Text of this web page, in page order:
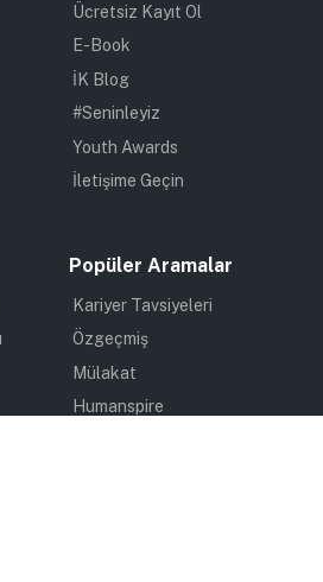
Ücretsiz Kayıt Ol
E-Book
İK Blog
#Seninleyiz
Youth Awards
İletişime Geçin
Popüler Aramalar
Kariyer Tavsiyeleri
Özgeçmiş
Mülakat
Humanspire